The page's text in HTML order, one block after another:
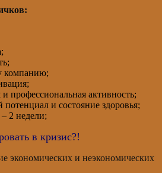
компанию;
профессиональная активность;
и состояние здоровья;
2 недели;
в кризис?!
экономических и неэкономических